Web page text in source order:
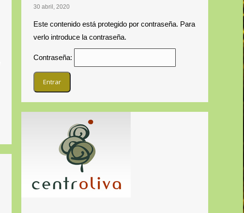
30 abril, 2020
Este contenido está protegido por contraseña. Para
verlo introduce la contraseña.
Contraseña: